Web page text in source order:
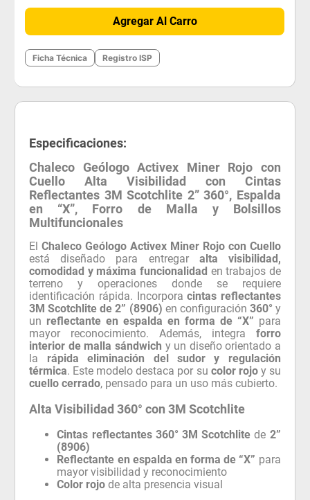
Agregar Al Carro
Ficha Técnica Registro ISP
Especificaciones:
Chaleco Geólogo Activex Miner Rojo con
Cuello Alta Visibilidad con Cintas
Reflectantes 3M Scotchlite 2” 360°, Espalda
en “X”, Forro de Malla y Bolsillos
Multifuncionales
ElChaleco Geólogo Activex Miner Rojo con Cuello
está diseñado para entregar alta visibilidad,
comodidad y máxima funcionalidad en trabajos de
terreno y operaciones donde se requiere
identificación rápida. Incorporacintas reflectantes
3M Scotchlite de 2” (8906) en configuración 360° y
un reflectante en espalda en forma de “X” para
mayor reconocimiento. Además, integra forro
interior de malla sándwich y un diseño orientado a
la rápida eliminación del sudor y regulación
térmica. Este modelo destaca por su color rojoy su
cuello cerrado, pensado para un uso más cubierto.
Alta Visibilidad 360° con 3M Scotchlite
Cintas reflectantes 360° 3M Scotchlite de 2”
(8906)
Reflectante en espalda en forma de “X” para
mayor visibilidad y reconocimiento
Color rojo de alta presencia visual